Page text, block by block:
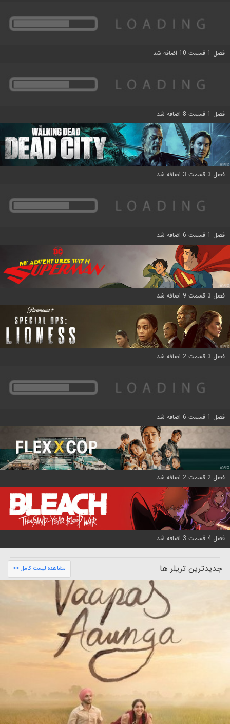
فصل 1 قسمت 10 اضافه شد
فصل 1 قسمت 8 اضافه شد
فصل 3 قسمت 3 اضافه شد
فصل 1 قسمت 6 اضافه شد
فصل 3 قسمت 9 اضافه شد
فصل 3 قسمت 2 اضافه شد
فصل 1 قسمت 6 اضافه شد
فصل 2 قسمت 2 اضافه شد
فصل 4 قسمت 3 اضافه شد
جدیدترین تریلر ها مشاهده لیست کامل >>